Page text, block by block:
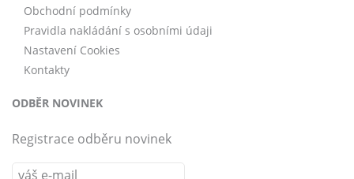
Obchodní podmínky
Pravidla nakládání s osobními údaji
Nastavení Cookies
Kontakty
ODBĚR NOVINEK
Registrace odběru novinek